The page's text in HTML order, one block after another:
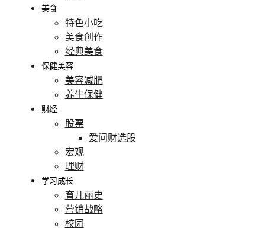
美食
特色小吃
美食创作
经典美食
保健美容
美容减肥
养生保健
财经
股票
爱问财选股
宏观
理财
学习成长
育儿丽史
营销战略
校园